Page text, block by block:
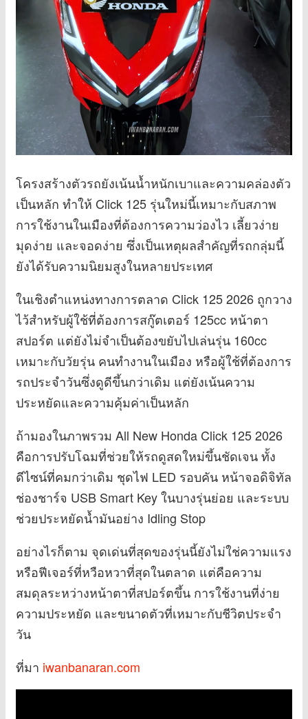
โครงสร้างตัวรถยังเน้นน้ำหนักเบาและความคล่องตัว
เป็นหลัก ทำให้ Click 125 รุ่นใหม่นี้เหมาะกับสภาพ
การใช้งานในเมืองที่ต้องการความว่องไว เลี้ยวง่าย
มุดง่าย และจอดง่าย ซึ่งเป็นเหตุผลสำคัญที่รถกลุ่มนี้
ยังได้รับความนิยมสูงในหลายประเทศ
ในเชิงตำแหน่งทางการตลาด Click 125 2026 ถูกวาง
ไว้สำหรับผู้ใช้ที่ต้องการสกู๊ตเตอร์ 125cc หน้าตา
สปอร์ต แต่ยังไม่จำเป็นต้องขยับไปเล่นรุ่น 160cc
เหมาะกับวัยรุ่น คนทำงานในเมือง หรือผู้ใช้ที่ต้องการ
รถประจำวันซึ่งดูดีขึ้นกว่าเดิม แต่ยังเน้นความ
ประหยัดและความคุ้มค่าเป็นหลัก
ถ้ามองในภาพรวม All New Honda Click 125 2026
คือการปรับโฉมที่ช่วยให้รถดูสดใหม่ขึ้นชัดเจน ทั้ง
ดีไซน์ที่คมกว่าเดิม ชุดไฟ LED รอบคัน หน้าจอดิจิทัล
ช่องชาร์จ USB Smart Key ในบางรุ่นย่อย และระบบ
ช่วยประหยัดน้ำมันอย่าง Idling Stop
อย่างไรก็ตาม จุดเด่นที่สุดของรุ่นนี้ยังไม่ใช่ความแรง
หรือฟีเจอร์ที่หวือหวาที่สุดในตลาด แต่คือความ
สมดุลระหว่างหน้าตาที่สปอร์ตขึ้น การใช้งานที่ง่าย
ความประหยัด และขนาดตัวที่เหมาะกับชีวิตประจำ
วัน
ที่มา iwanbanaran.com